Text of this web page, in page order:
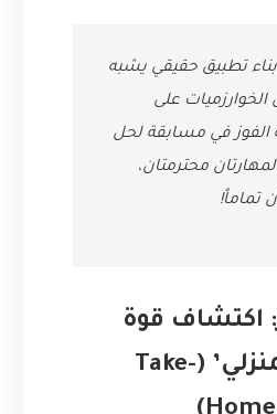
بناء تطبيق حقيقي يشبه
الخوارزميات على
الفوز في مسابقة لحل
محترمتان،
تماماً!
اكتشاف قوة
‘المشروع المنزلي’ (Take-